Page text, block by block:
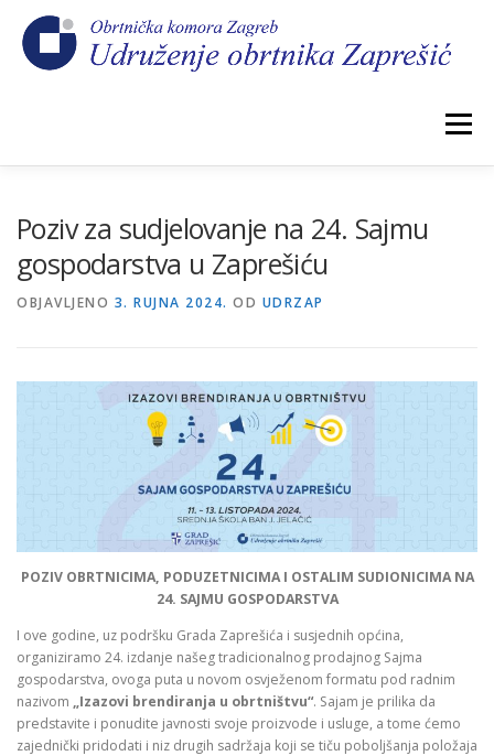
sadržaj
Izbornik
Poziv za sudjelovanje na 24. Sajmu
gospodarstva u Zaprešiću
OBJAVLJENO 3. RUJNA 2024. OD UDRZAP
POZIV OBRTNICIMA, PODUZETNICIMA I OSTALIM SUDIONICIMA NA
24. SAJMU GOSPODARSTVA
I ove godine, uz podršku Grada Zaprešića i susjednih općina,
organiziramo 24. izdanje našeg tradicionalnog prodajnog Sajma
gospodarstva, ovoga puta u novom osvježenom formatu pod radnim
nazivom „Izazovi brendiranja u obrtništvu“. Sajam je prilika da
predstavite i ponudite javnosti svoje proizvode i usluge, a tome ćemo
zajednički pridodati i niz drugih sadržaja koji se tiču poboljšanja položaja